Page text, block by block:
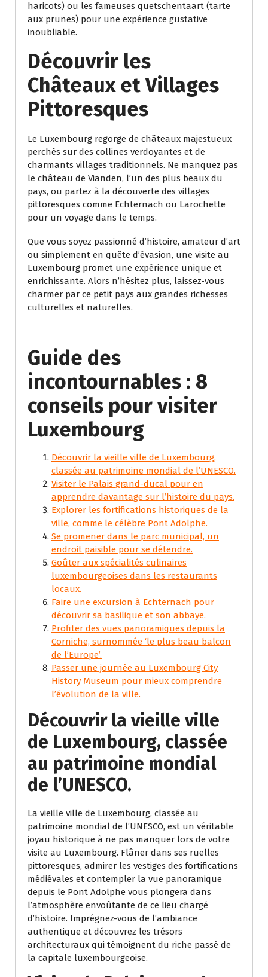
haricots) ou les fameuses quetschentaart (tarte
aux prunes) pour une expérience gustative
inoubliable.
Découvrir les
Châteaux et Villages
Pittoresques
Le Luxembourg regorge de châteaux majestueux
perchés sur des collines verdoyantes et de
charmants villages traditionnels. Ne manquez pas
le château de Vianden, l’un des plus beaux du
pays, ou partez à la découverte des villages
pittoresques comme Echternach ou Larochette
pour un voyage dans le temps.
Que vous soyez passionné d’histoire, amateur d’art
ou simplement en quête d’évasion, une visite au
Luxembourg promet une expérience unique et
enrichissante. Alors n’hésitez plus, laissez-vous
charmer par ce petit pays aux grandes richesses
culturelles et naturelles.
Guide des
incontournables : 8
conseils pour visiter
Luxembourg
Découvrir la vieille ville de Luxembourg,
classée au patrimoine mondial de l’UNESCO.
Visiter le Palais grand-ducal pour en
apprendre davantage sur l’histoire du pays.
Explorer les fortifications historiques de la
ville, comme le célèbre Pont Adolphe.
Se promener dans le parc municipal, un
endroit paisible pour se détendre.
Goûter aux spécialités culinaires
luxembourgeoises dans les restaurants
locaux.
Faire une excursion à Echternach pour
découvrir sa basilique et son abbaye.
Profiter des vues panoramiques depuis la
Corniche, surnommée ‘le plus beau balcon
de l’Europe’.
Passer une journée au Luxembourg City
History Museum pour mieux comprendre
l’évolution de la ville.
Découvrir la vieille ville
de Luxembourg, classée
au patrimoine mondial
de l’UNESCO.
La vieille ville de Luxembourg, classée au
patrimoine mondial de l’UNESCO, est un véritable
joyau historique à ne pas manquer lors de votre
visite au Luxembourg. Flâner dans ses ruelles
pittoresques, admirer les vestiges des fortifications
médiévales et contempler la vue panoramique
depuis le Pont Adolphe vous plongera dans
l’atmosphère envoûtante de ce lieu chargé
d’histoire. Imprégnez-vous de l’ambiance
authentique et découvrez les trésors
architecturaux qui témoignent du riche passé de
la capitale luxembourgeoise.